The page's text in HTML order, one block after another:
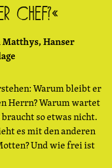
Chef?«
Hanser
Warum bleibt er
Herrn? Warum wartet
so etwas nicht.
es mit den anderen
Und wie frei ist